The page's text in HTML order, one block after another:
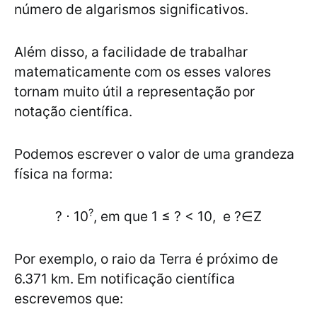
número de algarismos significativos.
Além disso, a facilidade de trabalhar
matematicamente com os esses valores
tornam muito útil a representação por
notação científica.
Podemos escrever o valor de uma grandeza
física na forma:
? ⋅ 10?, em que 1 ≤ ? < 10, e ?∈Z
Por exemplo, o raio da Terra é próximo de
6.371 km. Em notificação científica
escrevemos que: